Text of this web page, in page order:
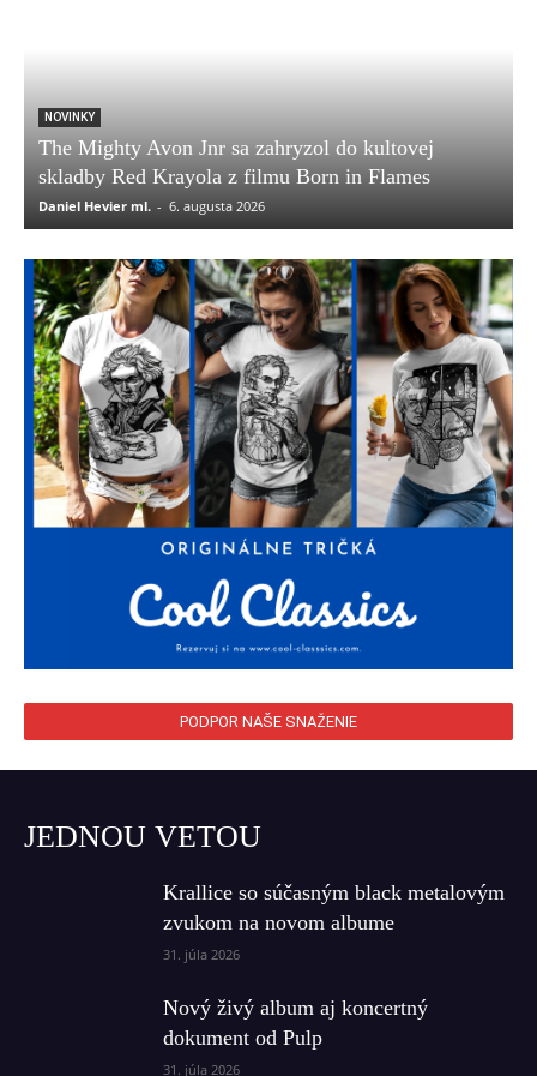
NOVINKY
The Mighty Avon Jnr sa zahryzol do kultovej
skladby Red Krayola z filmu Born in Flames
Daniel Hevier ml. - 6. augusta 2026
PODPOR NAŠE SNAŽENIE
JEDNOU VETOU
Krallice so súčasným black metalovým
zvukom na novom albume
31. júla 2026
Nový živý album aj koncertný
dokument od Pulp
31. júla 2026